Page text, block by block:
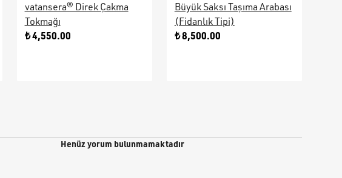
vatansera® Direk Çakma
Tokmağı
₺ 4,550.00
Büyük Saksı Taşıma Arabası
(Fidanlık Tipi)
₺ 8,500.00
Henüz yorum bulunmamaktadır